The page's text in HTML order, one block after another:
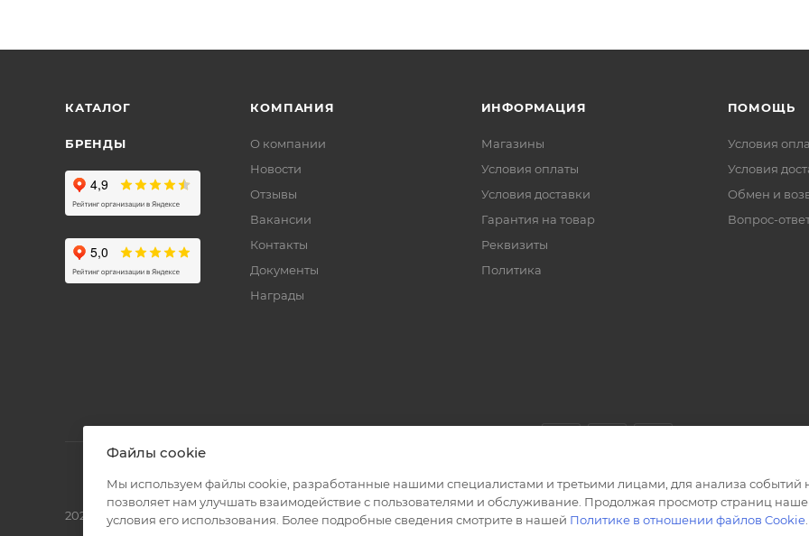
КАТАЛОГ
БРЕНДЫ
КОМПАНИЯ
О компании
Новости
Отзывы
Вакансии
Контакты
Документы
Награды
ИНФОРМАЦИЯ
Магазины
Условия оплаты
Условия доставки
Гарантия на товар
Реквизиты
Политика
ПОМОЩЬ
Условия
Условия
Обмен и
Вопрос-
2026 © Полиграф кит - интернет-магазин
Файлы cookie
Мы используем файлы cookie, разработанные нашими специалистами и третьими лицами, для анализа событий
позволяет нам улучшать взаимодействие с пользователями и обслуживание. Продолжая просмотр страниц
условия его использования. Более подробные сведения смотрите в нашей Политике в отношении файлов Cookie